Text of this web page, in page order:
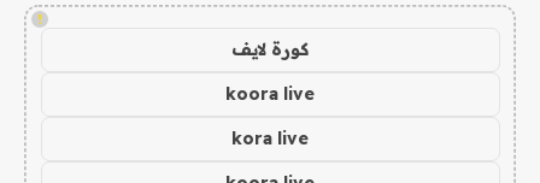
!
كورة لايف
koora live
kora live